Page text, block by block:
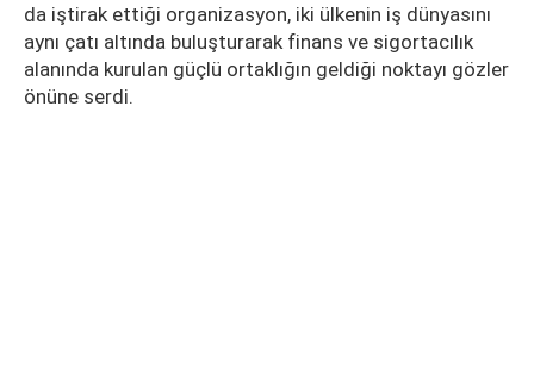
da iştirak ettiği organizasyon, iki ülkenin iş dünyasını
aynı çatı altında buluşturarak finans ve sigortacılık
alanında kurulan güçlü ortaklığın geldiği noktayı gözler
önüne serdi.